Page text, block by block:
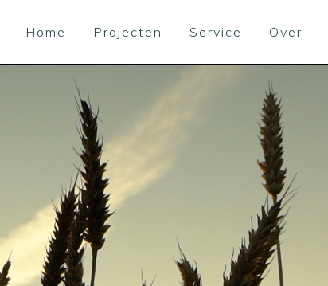
Home Projecten Service Over